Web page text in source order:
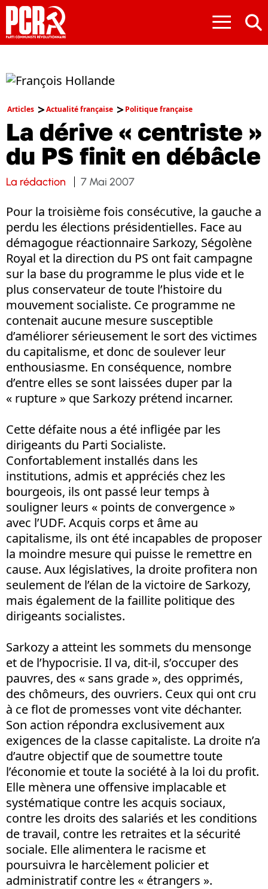
≡
Articles Actualité française Politique française
La dérive « centriste »
du PS finit en débâcle
La rédaction 7 Mai 2007
Pour la troisième fois consécutive, la gauche a
perdu les élections présidentielles. Face au
démagogue réactionnaire Sarkozy, Ségolène
Royal et la direction du PS ont fait campagne
sur la base du programme le plus vide et le
plus conservateur de toute l’histoire du
mouvement socialiste. Ce programme ne
contenait aucune mesure susceptible
d’améliorer sérieusement le sort des victimes
du capitalisme, et donc de soulever leur
enthousiasme. En conséquence, nombre
d’entre elles se sont laissées duper par la
« rupture » que Sarkozy prétend incarner.
Cette défaite nous a été infligée par les
dirigeants du Parti Socialiste.
Confortablement installés dans les
institutions, admis et appréciés chez les
bourgeois, ils ont passé leur temps à
souligner leurs « points de convergence »
avec l’UDF. Acquis corps et âme au
capitalisme, ils ont été incapables de proposer
la moindre mesure qui puisse le remettre en
cause. Aux législatives, la droite profitera non
seulement de l’élan de la victoire de Sarkozy,
mais également de la faillite politique des
dirigeants socialistes.
Sarkozy a atteint les sommets du mensonge
et de l’hypocrisie. Il va, dit-il, s’occuper des
pauvres, des « sans grade », des opprimés,
des chômeurs, des ouvriers. Ceux qui ont cru
à ce flot de promesses vont vite déchanter.
Son action répondra exclusivement aux
exigences de la classe capitaliste. La droite n’a
d’autre objectif que de soumettre toute
l’économie et toute la société à la loi du profit.
Elle mènera une offensive implacable et
systématique contre les acquis sociaux,
contre les droits des salariés et les conditions
de travail, contre les retraites et la sécurité
sociale. Elle alimentera le racisme et
poursuivra le harcèlement policier et
administratif contre les « étrangers ».